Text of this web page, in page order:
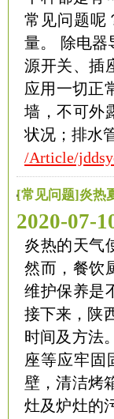
常见问题呢
量。 除电器
源开关、插
应用一切正
墙，不可外
状况；排水
/Article/
[常见问题]炎热
2020-07-
炎热的天气
然而，餐饮
维护保养是
接下来，陕
时间及方法
座等应牢固
壁，清洁烤
灶及炉灶的